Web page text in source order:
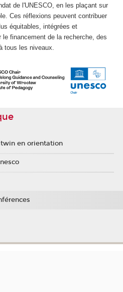
de l'UNESCO, en les plaçant sur
Ces réflexions peuvent contribuer
équitables, intégrées et
le financement de la recherche, des
tous les niveaux.
en orientation